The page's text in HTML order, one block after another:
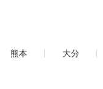
熊本
大分